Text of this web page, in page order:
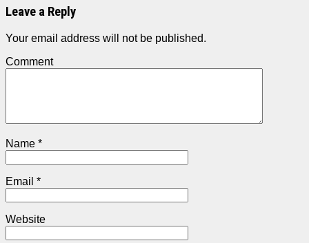
Leave a Reply
Your email address will not be published.
Comment
Name *
Email *
Website